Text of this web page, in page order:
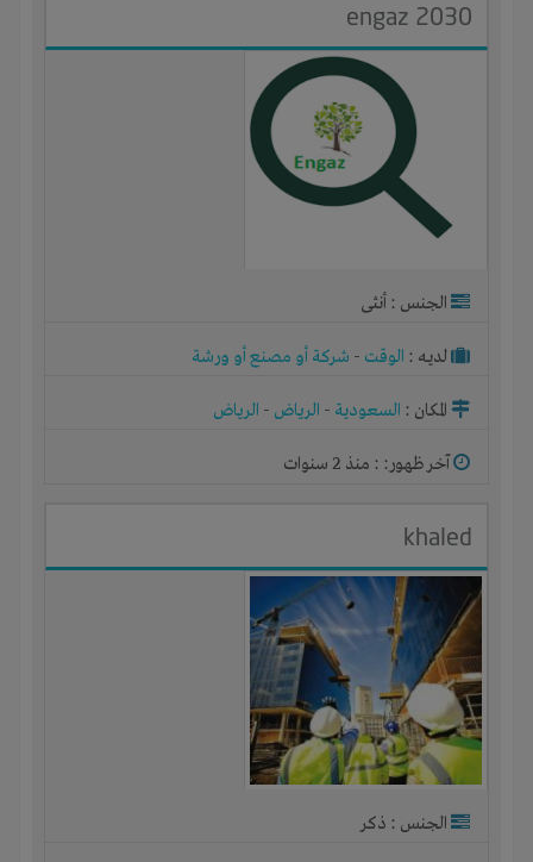
engaz 2030
الجنس : أنثى
لديـه : الوقت - شركة أو مصنع أو ورشة
المكان : السعودية - الرياض - الرياض
آخر ظهور: : منذ 2 سنوات
khaled
الجنس : ذكر